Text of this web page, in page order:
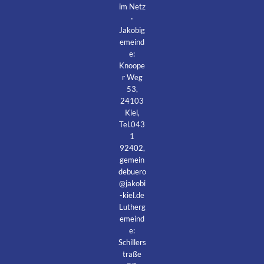
im Netz
·
Jakobig
emeind
e:
Knoope
r Weg
53,
24103
Kiel,
Tel.043
1
92402,
gemein
debuero
@jakobi
-kiel.de
Lutherg
emeind
e:
Schillers
traße